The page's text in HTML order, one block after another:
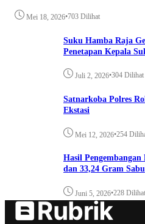
Mei 18, 2026•703 Dilihat
Suku Hamba Raja
Penetapan Kepala
Juli 2, 2026•304 Dilihat
Satnarkoba Polres
Ekstasi
Mei 12, 2026•254
Hasil
dan 33,24 Gram Sabu
Juni 5, 2026•228 Dilihat